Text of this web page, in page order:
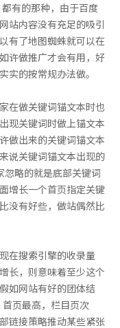
有的那种，由于百度
站内容没有充足的吸引
有了地图蜘蛛就可以在
许做推广才会有用，好
实的按常规办法做。
在做关键词锚文本时也
现关键词时做上锚文本
做出来的关键词锚文本
说关键词锚文本出现的
略的就是底部关键词
增长一个首页指定关键
没有好些，做站偶然比
在搜索引擎的收录量
长，则意味着至少这个
如网站有好的团体结
页最高，栏目页次
链接策略推动某些紧张